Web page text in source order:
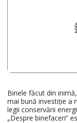
Binele făcut din
mai bună investiţie a
legii conservării
„Despre binefaceri”